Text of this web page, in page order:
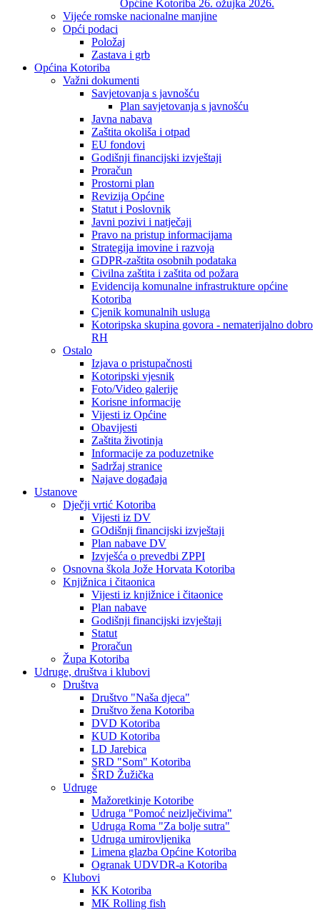
Općine Kotoriba 26. ožujka 2026.
Vijeće romske nacionalne manjine
Opći podaci
Položaj
Zastava i grb
Općina Kotoriba
Važni dokumenti
Savjetovanja s javnošću
Plan savjetovanja s javnošću
Javna nabava
Zaštita okoliša i otpad
EU fondovi
Godišnji financijski izvještaji
Proračun
Prostorni plan
Revizija Općine
Statut i Poslovnik
Javni pozivi i natječaji
Pravo na pristup informacijama
Strategija imovine i razvoja
GDPR-zaštita osobnih podataka
Civilna zaštita i zaštita od požara
Evidencija komunalne infrastrukture općine
Kotoriba
Cjenik komunalnih usluga
Kotoripska skupina govora - nematerijalno dobro
RH
Ostalo
Izjava o pristupačnosti
Kotoripski vjesnik
Foto/Video galerije
Korisne informacije
Vijesti iz Općine
Obavijesti
Zaštita životinja
Informacije za poduzetnike
Sadržaj stranice
Najave događaja
Ustanove
Dječji vrtić Kotoriba
Vijesti iz DV
GOdišnji financijski izvještaji
Plan nabave DV
Izvješća o prevedbi ZPPI
Osnovna škola Jože Horvata Kotoriba
Knjižnica i čitaonica
Vijesti iz knjižnice i čitaonice
Plan nabave
Godišnji financijski izvještaji
Statut
Proračun
Župa Kotoriba
Udruge, društva i klubovi
Društva
Društvo "Naša djeca"
Društvo žena Kotoriba
DVD Kotoriba
KUD Kotoriba
LD Jarebica
SRD "Som" Kotoriba
ŠRD Žužička
Udruge
Mažoretkinje Kotoribe
Udruga "Pomoć neizlječivima"
Udruga Roma "Za bolje sutra"
Udruga umirovljenika
Limena glazba Općine Kotoriba
Ogranak UDVDR-a Kotoriba
Klubovi
KK Kotoriba
MK Rolling fish